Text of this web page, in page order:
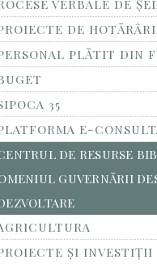
VERBALE DE
DE HOTĂRÂRI
PLĂTIT DIN
35
E-
DE RESURSE
GUVERNĂRII
ȘI INVESTIȚII